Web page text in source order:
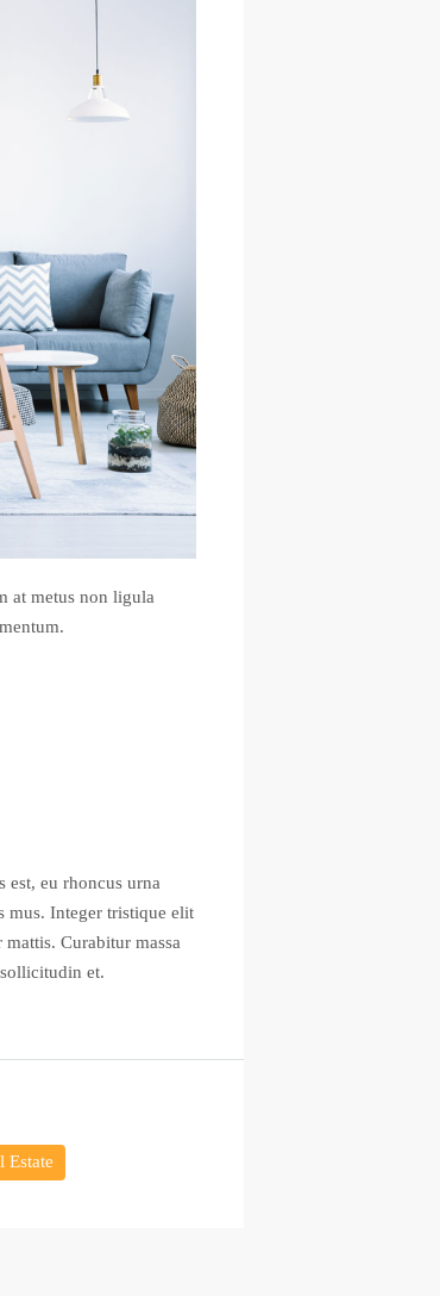
at metus non ligula
est, eu rhoncus urna
mus. Integer tristique elit
Curabitur massa
et.
Estate